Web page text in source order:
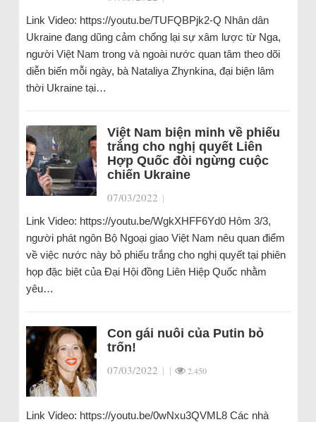
Link Video: https://youtu.be/TUFQBPjk2-Q Nhân dân
Ukraine đang dũng cảm chống lại sự xâm lược từ Nga,
người Việt Nam trong và ngoài nước quan tâm theo dõi
diễn biến mỗi ngày, bà Nataliya Zhynkina, đại biện lâm
thời Ukraine tại…
Việt Nam biện minh về phiếu
trắng cho nghị quyết Liên
Hợp Quốc đòi ngừng cuộc
chiến Ukraine
07/03/2022 |
Link Video: https://youtu.be/WgkXHFF6Yd0 Hôm 3/3,
người phát ngôn Bộ Ngoại giao Việt Nam nêu quan điểm
về việc nước này bỏ phiếu trắng cho nghị quyết tại phiên
họp đặc biệt của Đại Hội đồng Liên Hiệp Quốc nhằm
yêu…
Con gái nuôi của Putin bỏ
trốn!
07/03/2022 | | 2.450
Link Video: https://youtu.be/0wNxu3QVML8 Các nhà